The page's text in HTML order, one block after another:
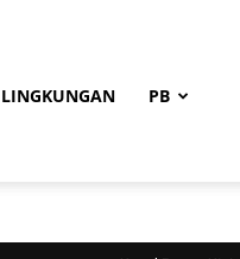
LINGKUNGAN PB